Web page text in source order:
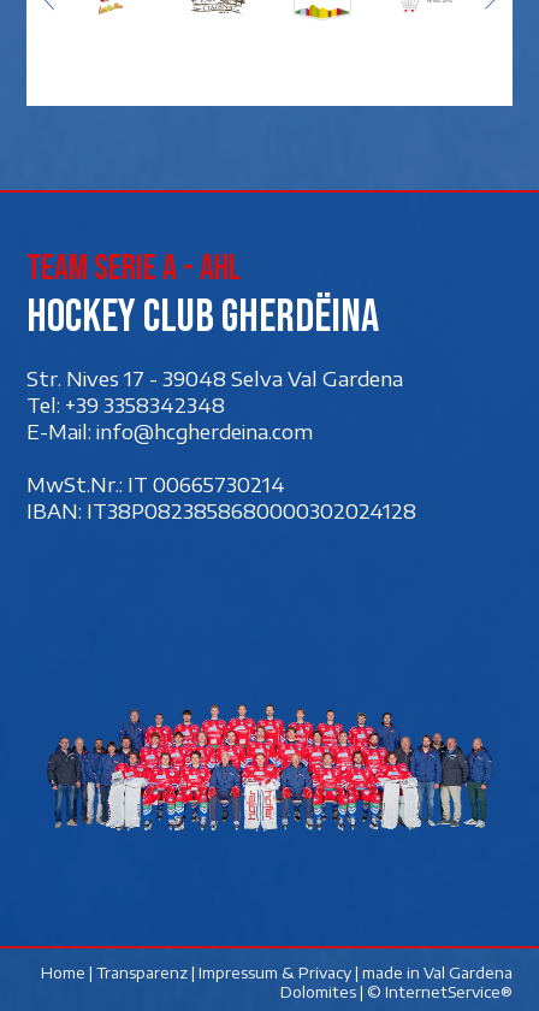
Team Serie A - AHL
Hockey club Gherdëina
Str. Nives 17 - 39048 Selva Val Gardena
Tel: +39 3358342348
E-Mail: info@hcgherdeina.com
MwSt.Nr.: IT 00‍665730214
IBAN: IT38P0823858680000302024128
Home | Transparenz| Impressum & Privacy| made in Val Gardena
Dolomites| © InternetService®